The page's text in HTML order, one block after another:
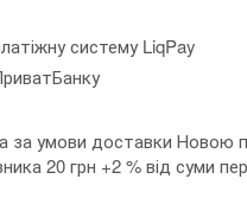
систему LiqPay
за умови доставки Новою
20 грн +2 % від суми